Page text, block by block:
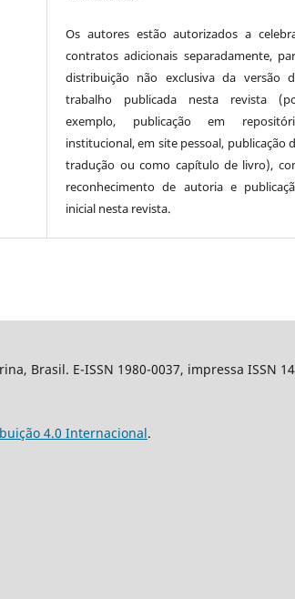
Os autores estão autorizados a
contratos adicionais separadamente,
distribuição não exclusiva da versão
trabalho publicada nesta revista
exemplo, publicação em
institucional, em site pessoal, publicação
tradução ou como capítulo de livro),
reconhecimento de autoria e
inicial nesta revista.
Brasil. E-ISSN 1980-0037, impressa ISSN
4.0 Internacional.